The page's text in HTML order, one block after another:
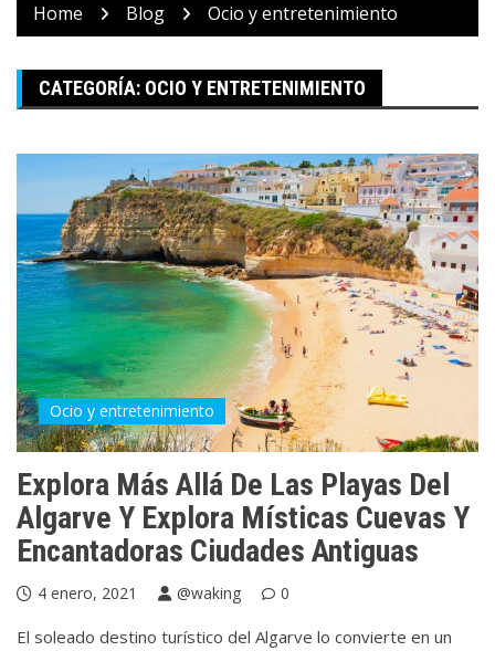
Home Blog Ocio y entretenimiento
CATEGORÍA: OCIO Y ENTRETENIMIENTO
Ocio y entretenimiento
Explora Más Allá De Las Playas Del
Algarve Y Explora Místicas Cuevas Y
Encantadoras Ciudades Antiguas
4 enero, 2021 @waking 0
El soleado destino turístico del Algarve lo convierte en un